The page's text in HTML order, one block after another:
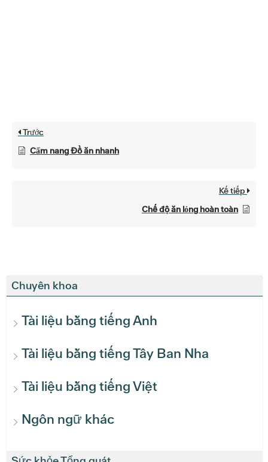
Chuyên khoa
Tài liệu bằng tiếng Anh
Tài liệu bằng tiếng Tây Ban Nha
Tài liệu bằng tiếng Việt
Ngôn ngữ khác
Trước
Cẩm nang Đồ ăn nhanh
Kế tiếp
Chế độ ăn lỏng hoàn toàn